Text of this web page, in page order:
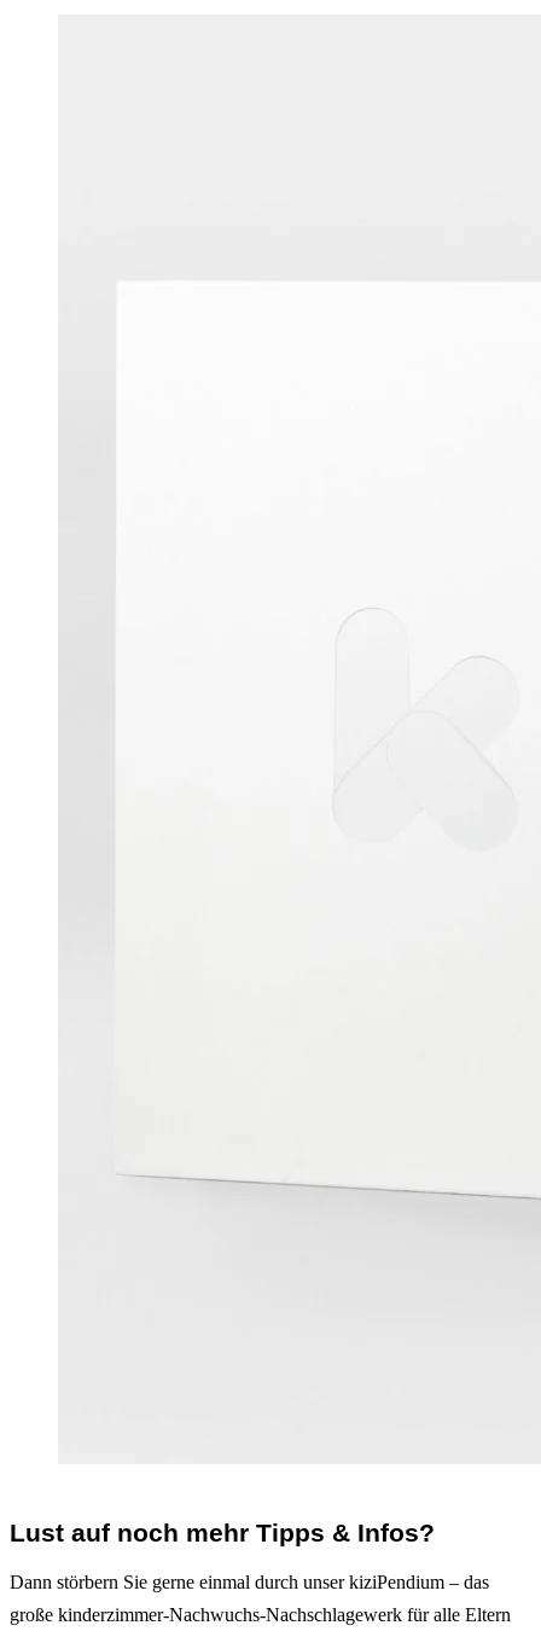
Lust auf noch mehr Tipps & Infos?
Dann störbern Sie gerne einmal durch unser kiziPendium – das
große kinderzimmer-Nachwuchs-Nachschlagewerk für alle Eltern